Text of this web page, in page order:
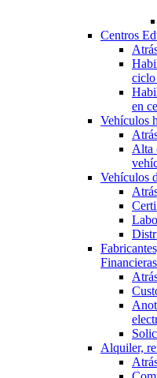
Centros
en
Vehículos
Alta
Vehículos
Financieras
Alquiler,